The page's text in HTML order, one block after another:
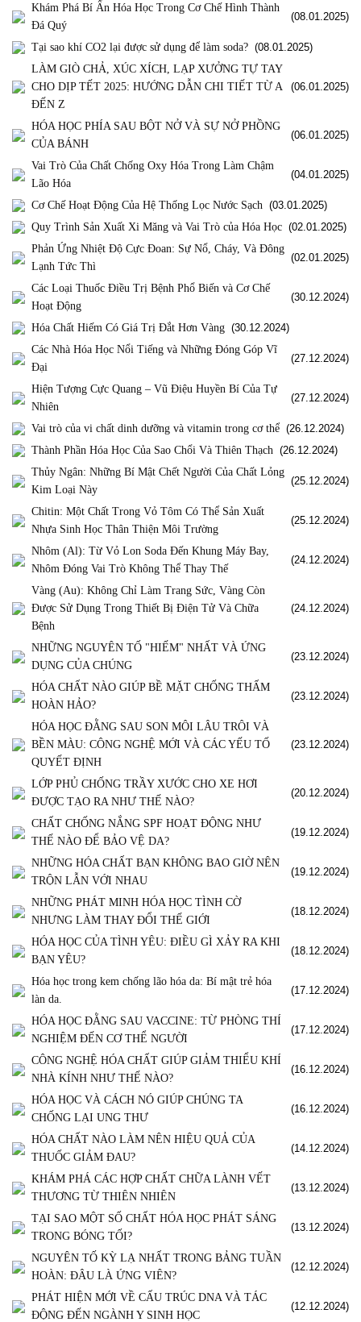
Khám Phá Bí Ẩn Hóa Học Trong Cơ Chế Hình Thành
Đá Quý
(08.01.2025)
Tại sao khí CO2 lại được sử dụng để làm soda? (08.01.2025)
LÀM GIÒ CHẢ, XÚC XÍCH, LẠP XƯỞNG TỰ TAY
CHO DỊP TẾT 2025: HƯỚNG DẪN CHI TIẾT TỪ A
ĐẾN Z
(06.01.2025)
HÓA HỌC PHÍA SAU BỘT NỞ VÀ SỰ NỞ PHỒNG
CỦA BÁNH
(06.01.2025)
Vai Trò Của Chất Chống Oxy Hóa Trong Làm Chậm
Lão Hóa
(04.01.2025)
Cơ Chế Hoạt Động Của Hệ Thống Lọc Nước Sạch (03.01.2025)
Quy Trình Sản Xuất Xi Măng và Vai Trò của Hóa Học (02.01.2025)
Phản Ứng Nhiệt Độ Cực Đoan: Sự Nổ, Cháy, Và Đông
Lạnh Tức Thì
(02.01.2025)
Các Loại Thuốc Điều Trị Bệnh Phổ Biến và Cơ Chế
Hoạt Động
(30.12.2024)
Hóa Chất Hiếm Có Giá Trị Đắt Hơn Vàng (30.12.2024)
Các Nhà Hóa Học Nổi Tiếng và Những Đóng Góp Vĩ
Đại
(27.12.2024)
Hiện Tượng Cực Quang – Vũ Điệu Huyền Bí Của Tự
Nhiên
(27.12.2024)
Vai trò của vi chất dinh dưỡng và vitamin trong cơ thể (26.12.2024)
Thành Phần Hóa Học Của Sao Chổi Và Thiên Thạch (26.12.2024)
Thủy Ngân: Những Bí Mật Chết Người Của Chất Lỏng
Kim Loại Này
(25.12.2024)
Chitin: Một Chất Trong Vỏ Tôm Có Thể Sản Xuất
Nhựa Sinh Học Thân Thiện Môi Trường
(25.12.2024)
Nhôm (Al): Từ Vỏ Lon Soda Đến Khung Máy Bay,
Nhôm Đóng Vai Trò Không Thể Thay Thế
(24.12.2024)
Vàng (Au): Không Chỉ Làm Trang Sức, Vàng Còn
Được Sử Dụng Trong Thiết Bị Điện Tử Và Chữa
Bệnh
(24.12.2024)
NHỮNG NGUYÊN TỐ "HIẾM" NHẤT VÀ ỨNG
DỤNG CỦA CHÚNG
(23.12.2024)
HÓA CHẤT NÀO GIÚP BỀ MẶT CHỐNG THẤM
HOÀN HẢO?
(23.12.2024)
HÓA HỌC ĐẰNG SAU SON MÔI LÂU TRÔI VÀ
BỀN MÀU: CÔNG NGHỆ MỚI VÀ CÁC YẾU TỐ
QUYẾT ĐỊNH
(23.12.2024)
LỚP PHỦ CHỐNG TRẦY XƯỚC CHO XE HƠI
ĐƯỢC TẠO RA NHƯ THẾ NÀO?
(20.12.2024)
CHẤT CHỐNG NẮNG SPF HOẠT ĐỘNG NHƯ
THẾ NÀO ĐỂ BẢO VỆ DA?
(19.12.2024)
NHỮNG HÓA CHẤT BẠN KHÔNG BAO GIỜ NÊN
TRỘN LẪN VỚI NHAU
(19.12.2024)
NHỮNG PHÁT MINH HÓA HỌC TÌNH CỜ
NHƯNG LÀM THAY ĐỔI THẾ GIỚI
(18.12.2024)
HÓA HỌC CỦA TÌNH YÊU: ĐIỀU GÌ XẢY RA KHI
BẠN YÊU?
(18.12.2024)
Hóa học trong kem chống lão hóa da: Bí mật trẻ hóa
làn da.
(17.12.2024)
HÓA HỌC ĐẰNG SAU VACCINE: TỪ PHÒNG THÍ
NGHIỆM ĐẾN CƠ THỂ NGƯỜI
(17.12.2024)
CÔNG NGHỆ HÓA CHẤT GIÚP GIẢM THIỂU KHÍ
NHÀ KÍNH NHƯ THẾ NÀO?
(16.12.2024)
HÓA HỌC VÀ CÁCH NÓ GIÚP CHÚNG TA
CHỐNG LẠI UNG THƯ
(16.12.2024)
HÓA CHẤT NÀO LÀM NÊN HIỆU QUẢ CỦA
THUỐC GIẢM ĐAU?
(14.12.2024)
KHÁM PHÁ CÁC HỢP CHẤT CHỮA LÀNH VẾT
THƯƠNG TỪ THIÊN NHIÊN
(13.12.2024)
TẠI SAO MỘT SỐ CHẤT HÓA HỌC PHÁT SÁNG
TRONG BÓNG TỐI?
(13.12.2024)
NGUYÊN TỐ KỲ LẠ NHẤT TRONG BẢNG TUẦN
HOÀN: ĐÂU LÀ ỨNG VIÊN?
(12.12.2024)
PHÁT HIỆN MỚI VỀ CẤU TRÚC DNA VÀ TÁC
ĐỘNG ĐẾN NGÀNH Y SINH HỌC
(12.12.2024)